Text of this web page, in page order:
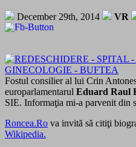
December 29th, 2014 VR
Fostul consilier al lui Crin
europarlamentarul Eduard Raul
SIE. Informaţia mi-a parvenit din
Roncea.Ro va invită să citiţi
Wikipedia.